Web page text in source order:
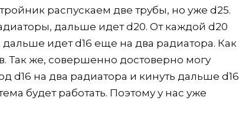
распускаем две трубы, но уже d25.
дальше идет d20. От каждой d20
идет d16 еще на два радиатора. Как
Так же, совершенно достоверно могу
d16 на два радиатора и кинуть дальше d16
будет работать. Поэтому у нас уже